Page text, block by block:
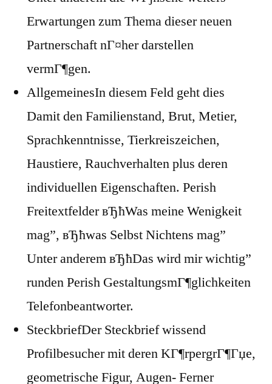
Erwartungen zum Thema dieser neuen
Partnerschaft nГ¤her darstellen
vermГ¶gen.
AllgemeinesIn diesem Feld geht dies
Damit den Familienstand, Brut, Metier,
Sprachkenntnisse, Tierkreiszeichen,
Haustiere, Rauchverhalten plus deren
individuellen Eigenschaften. Perish
Freitextfelder вЂћWas meine Wenigkeit
mag”, вЂћwas Selbst Nichtens mag”
Unter anderem вЂћDas wird mir wichtig”
runden Perish GestaltungsmГ¶glichkeiten
Telefonbeantworter.
SteckbriefDer Steckbrief wissend
Profilbesucher mit deren KГ¶rpergrГ¶Гџe,
geometrische Figur, Augen- Ferner